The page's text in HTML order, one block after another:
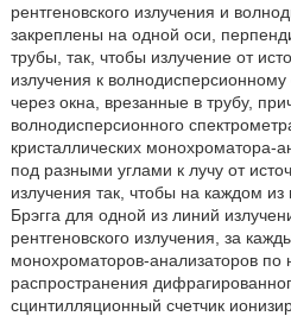
рентгеновского излучения и
закреплены на одной оси,
трубы, так, чтобы излучение от
излучения к
через окна, врезанные в трубу,
волнодисперсионного
кристаллических монохроматора-
под разными углами к лучу от
излучения так, чтобы на каждом
Брэгга для одной из линий
рентгеновского излучения, за
монохроматоров-анализаторов по
распространения
сцинтилляционный счетчик